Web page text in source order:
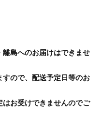
島へのお届けはできませ
ので、配送予定日等のお
お受けできませんのでご